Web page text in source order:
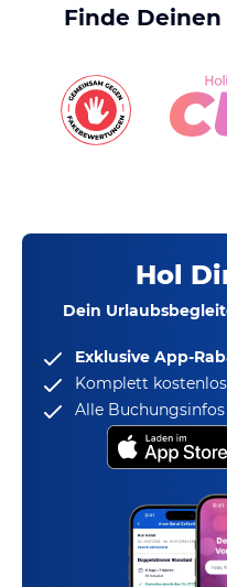
Finde
Hol
Dein
Exklusive App-
Komplett
Alle